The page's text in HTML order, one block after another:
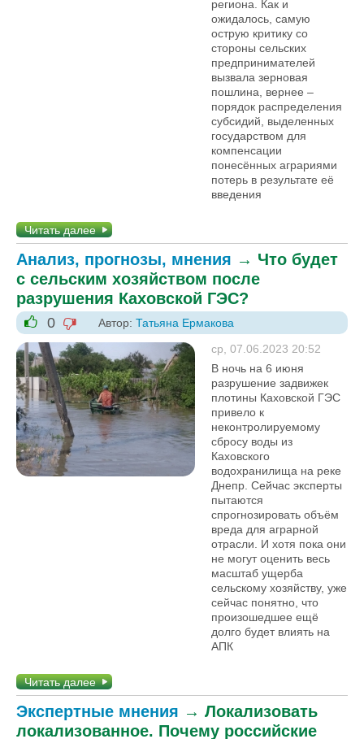
региона. Как и
ожидалось, самую
острую критику со
стороны сельских
предпринимателей
вызвала зерновая
пошлина, вернее –
порядок распределения
субсидий, выделенных
государством для
компенсации
понесённых аграриями
потерь в результате её
введения
Читать далее
Анализ, прогнозы, мнения → Что будет
с сельским хозяйством после
разрушения Каховской ГЭС?
+1
0
-1
Автор: Татьяна Ермакова
ср, 07.06.2023 20:52
В ночь на 6 июня
разрушение задвижек
плотины Каховской ГЭС
привело к
неконтролируемому
сбросу воды из
Каховского
водохранилища на реке
Днепр. Сейчас эксперты
пытаются
спрогнозировать объём
вреда для аграрной
отрасли. И хотя пока они
не могут оценить весь
масштаб ущерба
сельскому хозяйству, уже
сейчас понятно, что
произошедшее ещё
долго будет влиять на
АПК
Читать далее
Экспертные мнения → Локализовать
локализованное. Почему российские